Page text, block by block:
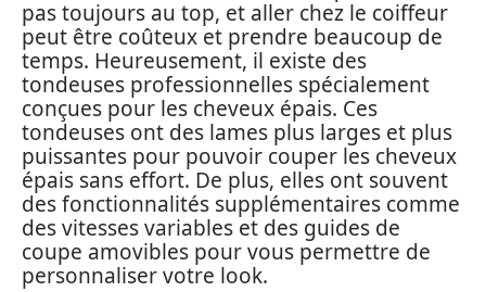
pas toujours au top, et aller chez le coiffeur
peut être coûteux et prendre beaucoup de
temps. Heureusement, il existe des
tondeuses professionnelles spécialement
conçues pour les cheveux épais. Ces
tondeuses ont des lames plus larges et plus
puissantes pour pouvoir couper les cheveux
épais sans effort. De plus, elles ont souvent
des fonctionnalités supplémentaires comme
des vitesses variables et des guides de
coupe amovibles pour vous permettre de
personnaliser votre look.